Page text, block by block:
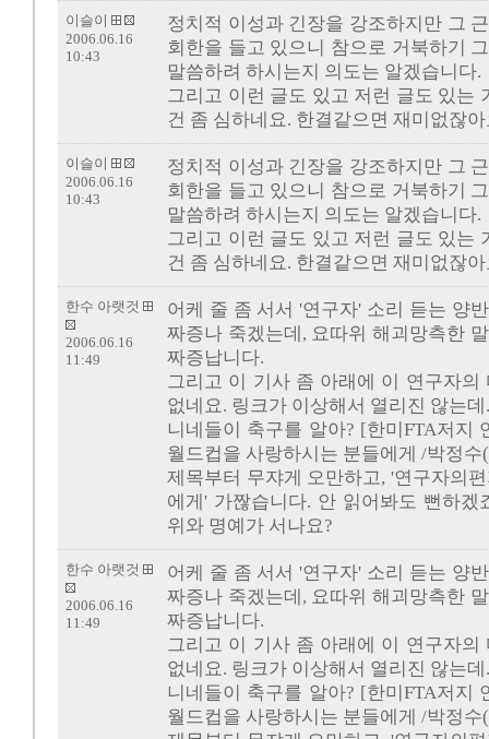
정치적 이성과 긴장을 강조하지만 그
회한을 들고 있으니 참으로 거북하기
말씀하려 하시는지 의도는 알겠습니다.
그리고 이런 글도 있고 저런 글도 있는
건 좀 심하네요. 한결같으면 재미없잖아
이슬이
2006.06.16
10:43
정치적 이성과 긴장을 강조하지만 그
회한을 들고 있으니 참으로 거북하기
말씀하려 하시는지 의도는 알겠습니다.
그리고 이런 글도 있고 저런 글도 있는
건 좀 심하네요. 한결같으면 재미없잖아
이슬이
2006.06.16
10:43
어케 줄 좀 서서 '연구자' 소리 듣는 양
짜증나 죽겠는데, 요따위 해괴망측한
짜증납니다.
그리고 이 기사 좀 아래에 이 연구자
없네요. 링크가 이상해서 열리진 않는데
니네들이 축구를 알아? [한미FTA저지
월드컵을 사랑하시는 분들에게 /박정
제목부터 무쟈게 오만하고, '연구자의
에게' 가짢습니다. 안 읽어봐도 뻔하겠
위와 명예가 서나요?
한수 아랫것
2006.06.16
11:49
어케 줄 좀 서서 '연구자' 소리 듣는 양
짜증나 죽겠는데, 요따위 해괴망측한
짜증납니다.
그리고 이 기사 좀 아래에 이 연구자
없네요. 링크가 이상해서 열리진 않는데
니네들이 축구를 알아? [한미FTA저지
월드컵을 사랑하시는 분들에게 /박정
한수 아랫것
2006.06.16
11:49